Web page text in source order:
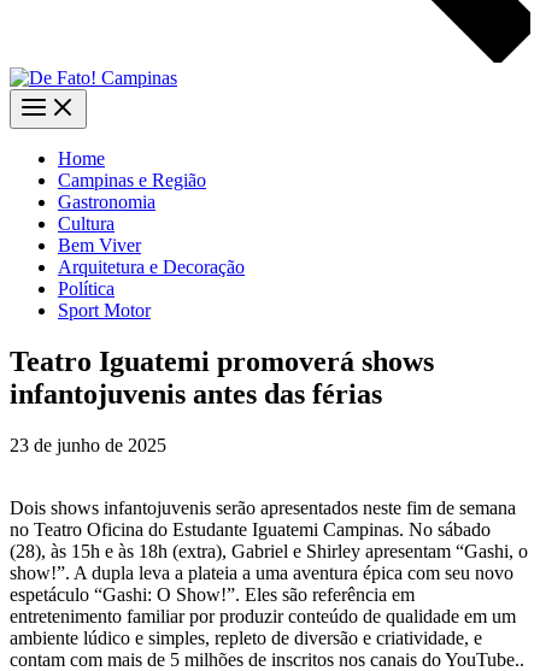
Home
Campinas e Região
Gastronomia
Cultura
Bem Viver
Arquitetura e Decoração
Política
Sport Motor
Teatro Iguatemi promoverá shows
infantojuvenis antes das férias
23 de junho de 2025
Dois shows infantojuvenis serão apresentados neste fim de semana
no Teatro Oficina do Estudante Iguatemi Campinas. No sábado
(28), às 15h e às 18h (extra), Gabriel e Shirley apresentam “Gashi, o
show!”. A dupla leva a plateia a uma aventura épica com seu novo
espetáculo “Gashi: O Show!”. Eles são referência em
entretenimento familiar por produzir conteúdo de qualidade em um
ambiente lúdico e simples, repleto de diversão e criatividade, e
contam com mais de 5 milhões de inscritos nos canais do YouTube..